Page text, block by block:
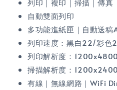
自動雙面列印
多功能進紙匣｜自動送稿
列印速度：黑白22/彩色
列印解析度：
掃描解析度：
有線｜無線網路｜WiFi